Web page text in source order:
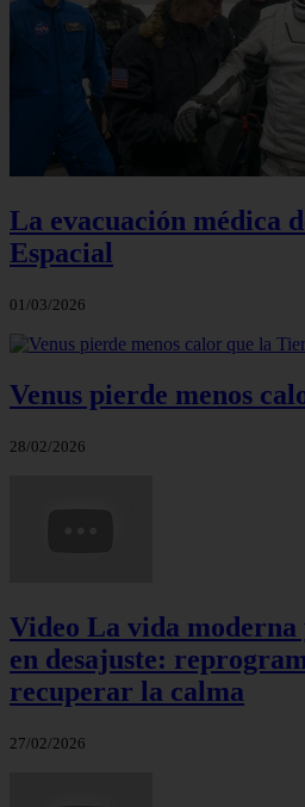
La evacuación médica
Espacial
01/03/2026
Venus pierde menos
28/02/2026
Video La vida
en desajuste:
recuperar la calma
27/02/2026